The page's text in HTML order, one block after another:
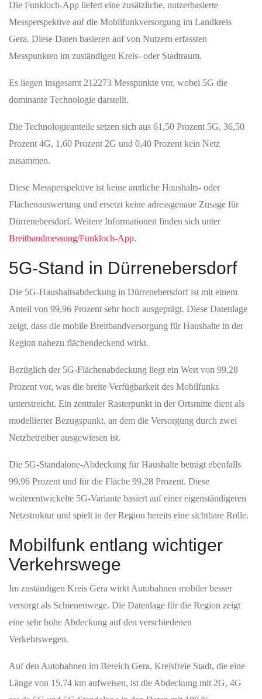
Mobilfunkprofil für
Dürrenebersdorf
Die mobile Breitbandversorgung für Haushalte in der Region um
Dürrenebersdorf ist laut den vorliegenden Daten für das Jahr 2025
sehr hoch ausgebaut. Da für diesen Standort spezifische
Gemeindewerte nicht separat ausgewiesen sind, basieren die
Informationen auf den Werten für die kreisfreie Stadt Gera. Für
die Haushalte in diesem Bereich wird eine 4G-Abdeckung von
99,97 Prozent sowie eine 5G-Versorgung von 99,96 Prozent
angegeben. Auch die Technologie 5G Standalone, die eine
eigenständige 5G-Netzstruktur darstellt, ist mit einem Anteil von
99,96 Prozent in der Region bereits deutlich präsent.
Betrachtet man die flächenhafte Versorgung, so zeigt sich ein
ähnlich hohes Niveau. Die ausgewiesene 4G-Abdeckung liegt bei